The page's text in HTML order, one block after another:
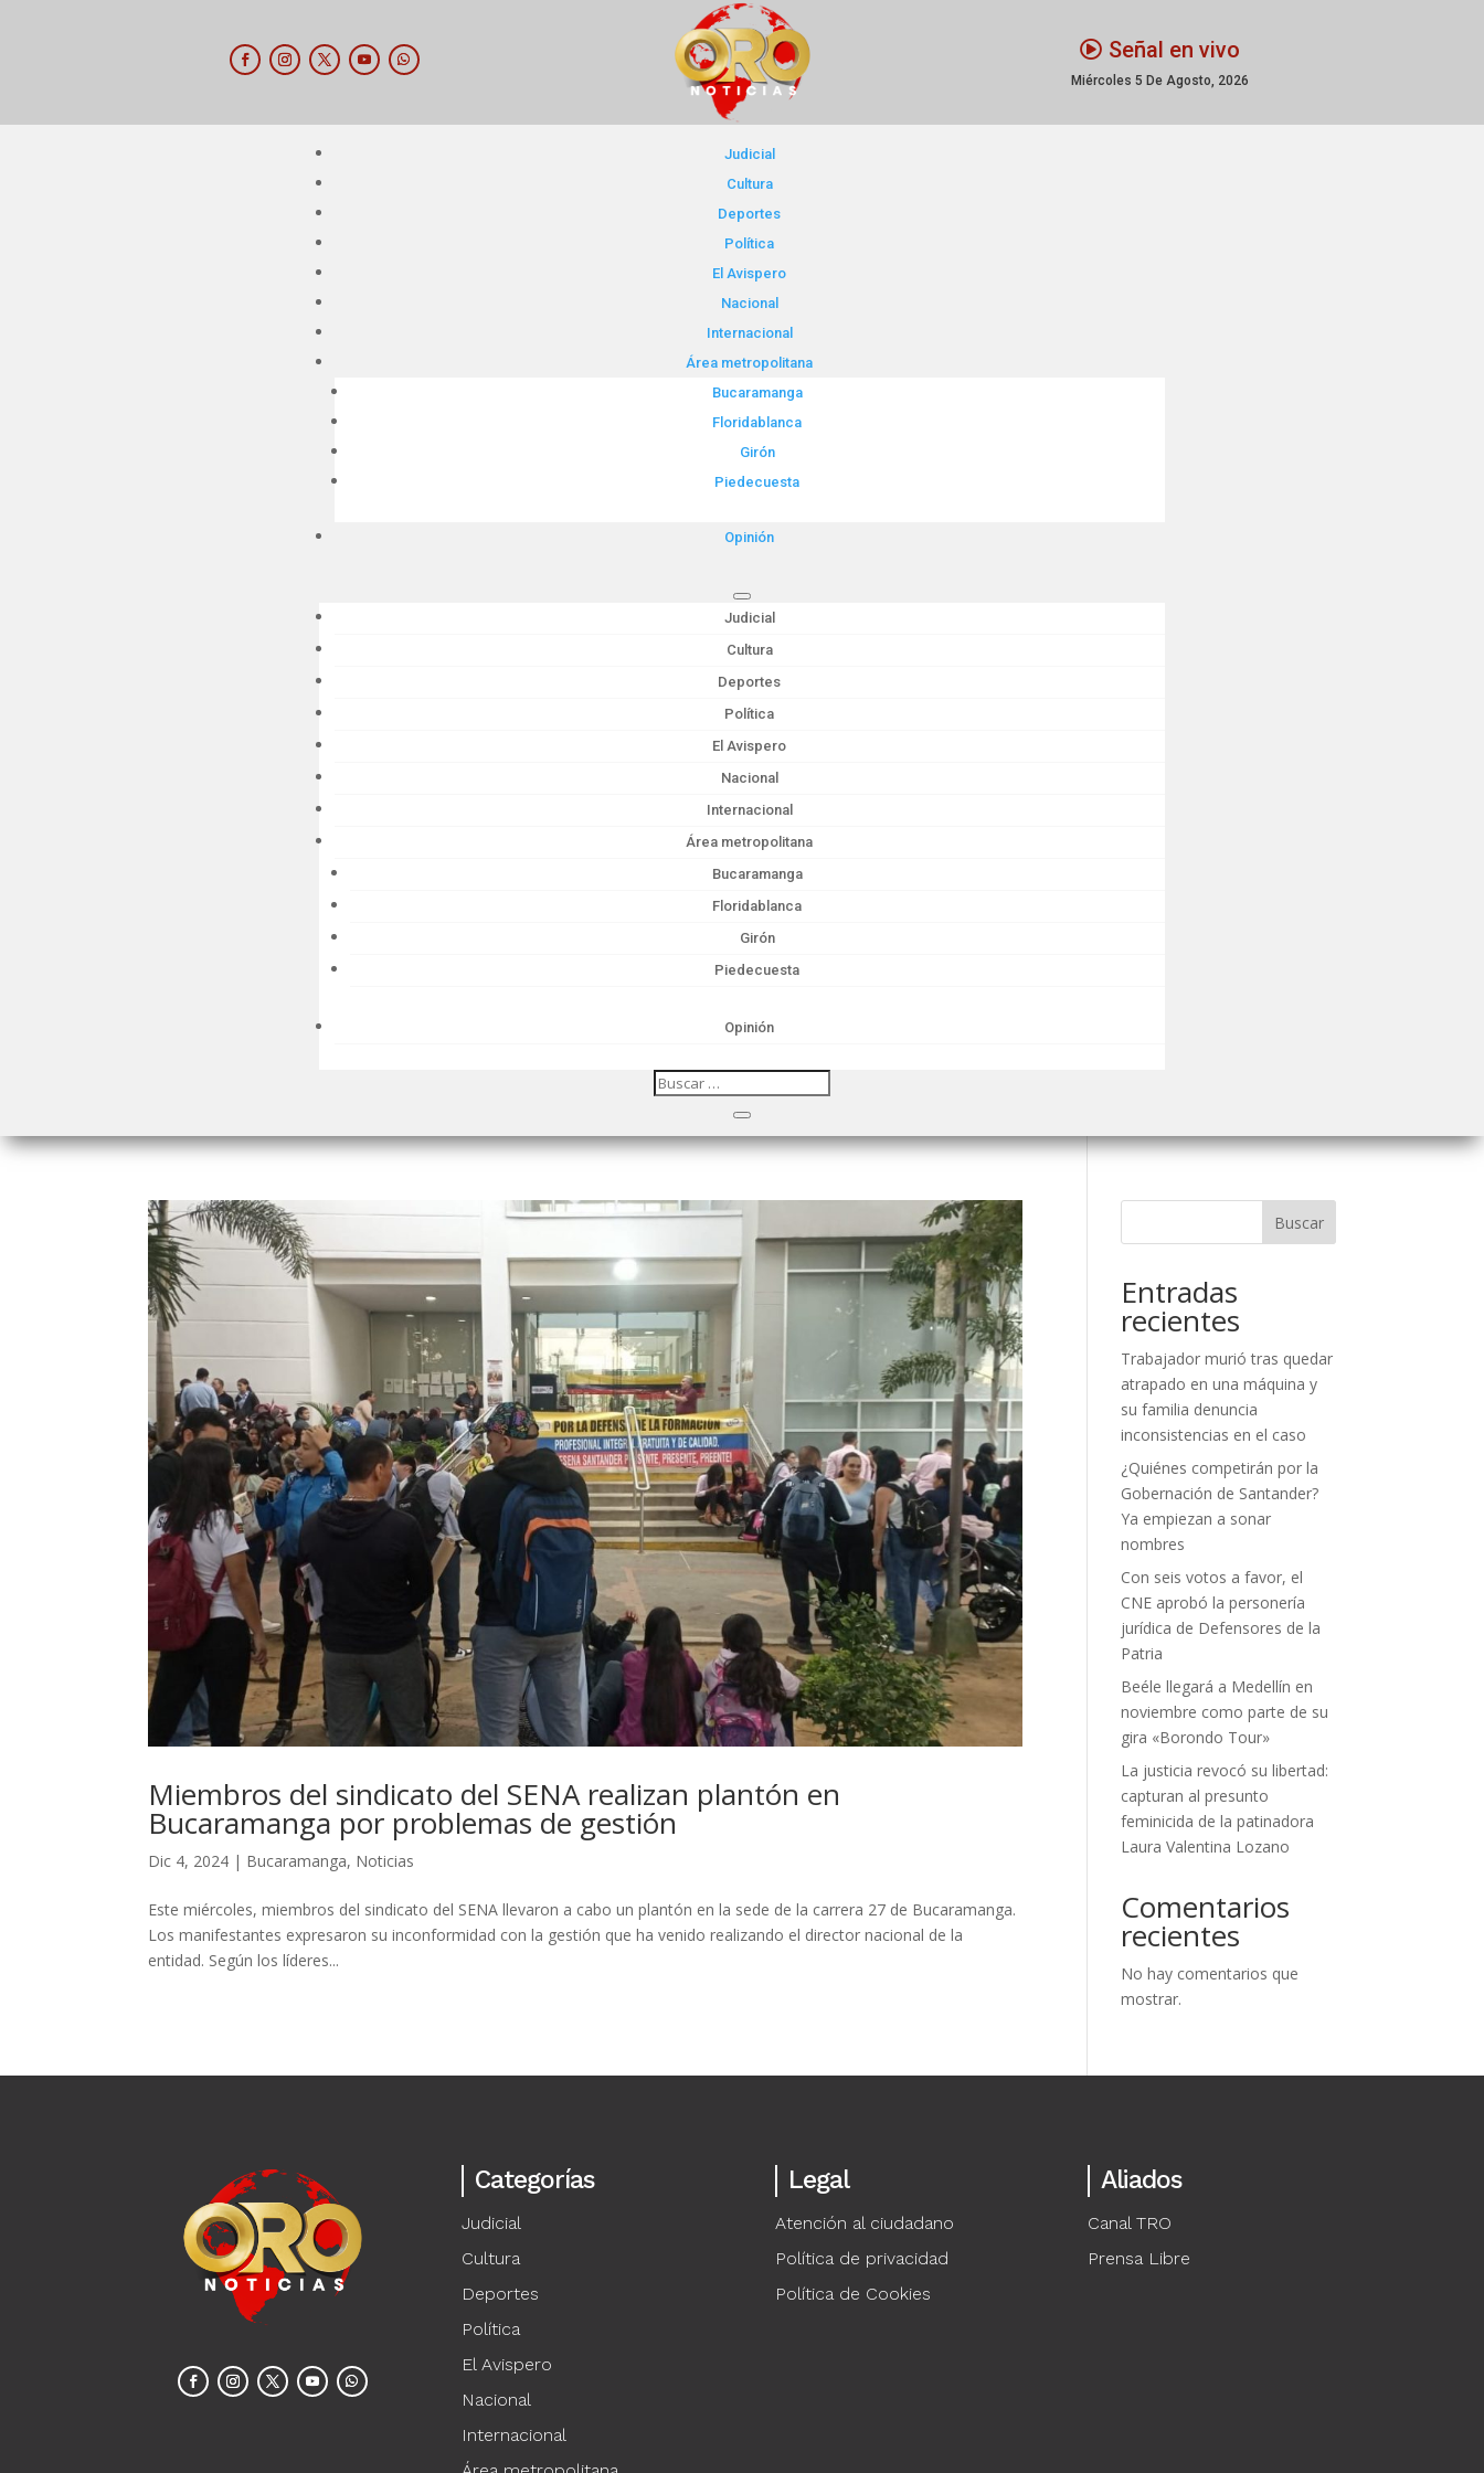
Señal en vivo
Miércoles 5 De Agosto, 2026
Judicial
Cultura
Deportes
Política
El Avispero
Nacional
Internacional
Área metropolitana
Bucaramanga
Floridablanca
Girón
Piedecuesta
Opinión
Judicial
Cultura
Deportes
Política
El Avispero
Nacional
Internacional
Área metropolitana
Bucaramanga
Floridablanca
Girón
Piedecuesta
Opinión
Miembros del sindicato del SENA realizan plantón en
Bucaramanga por problemas de gestión
Dic 4, 2024 | Bucaramanga, Noticias
Este miércoles, miembros del sindicato del SENA llevaron a cabo un plantón en la sede de la carrera 27 de Bucaramanga.
Los manifestantes expresaron su inconformidad con la gestión que ha venido realizando el director nacional de la
entidad. Según los líderes...
Buscar
Entradas
recientes
Trabajador murió tras quedar
atrapado en una máquina y
su familia denuncia
inconsistencias en el caso
¿Quiénes competirán por la
Gobernación de Santander?
Ya empiezan a sonar
nombres
Con seis votos a favor, el
CNE aprobó la personería
jurídica de Defensores de la
Patria
Beéle llegará a Medellín en
noviembre como parte de su
gira «Borondo Tour»
La justicia revocó su libertad:
capturan al presunto
feminicida de la patinadora
Laura Valentina Lozano
Comentarios
recientes
No hay comentarios que
mostrar.
Categorías
Judicial
Cultura
Deportes
Política
El Avispero
Nacional
Internacional
Legal
Atención al ciudadano
Política de privacidad
Política de Cookies
Aliados
Canal TRO
Prensa Libre